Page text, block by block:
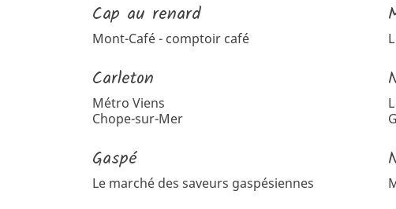
Cap au renard
Mont-Café - comptoir café
Carleton
Métro Viens
Chope-sur-Mer
Gaspé
Le marché des saveurs gaspésiennes